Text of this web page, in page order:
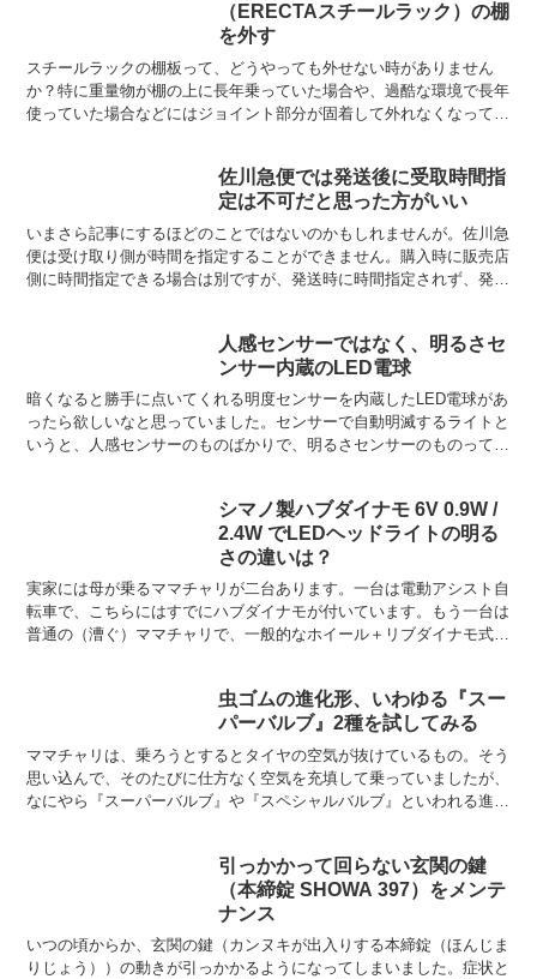
（ERECTAスチールラック）の棚
を外す
スチールラックの棚板って、どうやっても外せない時がありません
か？特に重量物が棚の上に長年乗っていた場合や、過酷な環境で長年
使っていた場合などにはジョイント部分が固着して外れなくなってし
佐川急便では発送後に受取時間指
定は不可だと思った方がいい
いまさら記事にするほどのことではないのかもしれませんが。佐川急
便は受け取り側が時間を指定することができません。購入時に販売店
側に時間指定できる場合は別ですが、発送時に時間指定されず、発送
人感センサーではなく、明るさセ
ンサー内蔵のLED電球
暗くなると勝手に点いてくれる明度センサーを内蔵したLED電球があ
ったら欲しいなと思っていました。センサーで自動明滅するライトと
いうと、人感センサーのものばかりで、明るさセンサーのものってあ
シマノ製ハブダイナモ 6V 0.9W /
2.4W でLEDヘッドライトの明る
さの違いは？
実家には母が乗るママチャリが二台あります。一台は電動アシスト自
転車で、こちらにはすでにハブダイナモが付いています。もう一台は
普通の（漕ぐ）ママチャリで、一般的なホイール＋リブダイナモ式で
虫ゴムの進化形、いわゆる『スー
パーバルブ』2種を試してみる
ママチャリは、乗ろうとするとタイヤの空気が抜けているもの。そう
思い込んで、そのたびに仕方なく空気を充填して乗っていましたが、
なにやら『スーパーバルブ』や『スペシャルバルブ』といわれる進化
引っかかって回らない玄関の鍵
（本締錠 SHOWA 397）をメンテ
ナンス
いつの頃からか、玄関の鍵（カンヌキが出入りする本締錠（ほんじま
りじょう））の動きが引っかかるようになってしまいました。症状と